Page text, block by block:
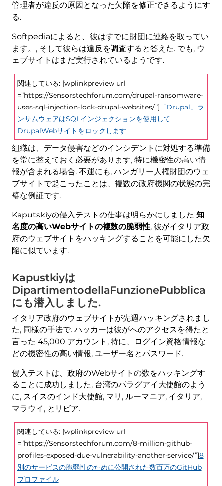
管理者が違反の原因となった欠陥を修正できるようにす
る.
Softpediaによると、彼はすでに財団に連絡を取ってい
ます。, そして彼らは違反を調査すると答えた. でも, ウ
ェブサイトはまだ実行されているようです.
関連している: [wplinkpreview url
=”https://Sensorstechforum.com/drupal-ransomware-
uses-sql-injection-lock-drupal-websites/”] 「Drupal」ラ
ンサムウェアはSQLインジェクションを使用して
DrupalWebサイトをロックします
組織は、データ侵害などのインシデントに対処する準備
を常に整えておく必要があります, 特に機密性の高い情
報が含まれる場合. 不運にも, ハンガリー人権財団のウェ
ブサイトで起こったことは、複数の政府機関の状態の完
璧な例証です.
Kaputskiyの侵入テストの仕事は明らかにしました 知
名度の高いWebサイトの複数の脆弱性, 彼がイタリア政
府のウェブサイトをハッキングすることを可能にした欠
陥に似ています.
Kapustkiyは
DipartimentodellaFunzionePubblica
にも潜入しました.
イタリア政府のウェブサイトが先週ハッキングされまし
た, 同様の手法で. ハッカーは彼がへのアクセスを得たと
言った 45,000 アカウント, 特に、ログイン資格情報な
どの機密性の高い情報, ユーザー名とパスワード.
侵入テストは、政府のWebサイトの数をハッキングす
ることに成功しました, 台湾のパラグアイ大使館のよう
に, スイスのインド大使館, マリ, ルーマニア, イタリア,
マラウイ, とリビア.
関連している: [wplinkpreview url
=”https://Sensorstechforum.com/8-million-github-
profiles-exposed-due-vulnerability-another-service/”]8
別のサービスの脆弱性のために公開された数百万のGitHub
プロファイル